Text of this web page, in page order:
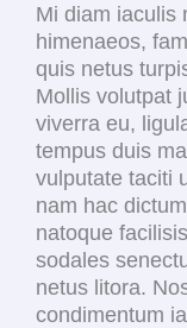
Mi diam iaculis
himenaeos,
quis netus
Mollis volutpat
viverra eu,
tempus duis
vulputate taciti
nam hac
natoque
sodales
netus litora.
condimentum